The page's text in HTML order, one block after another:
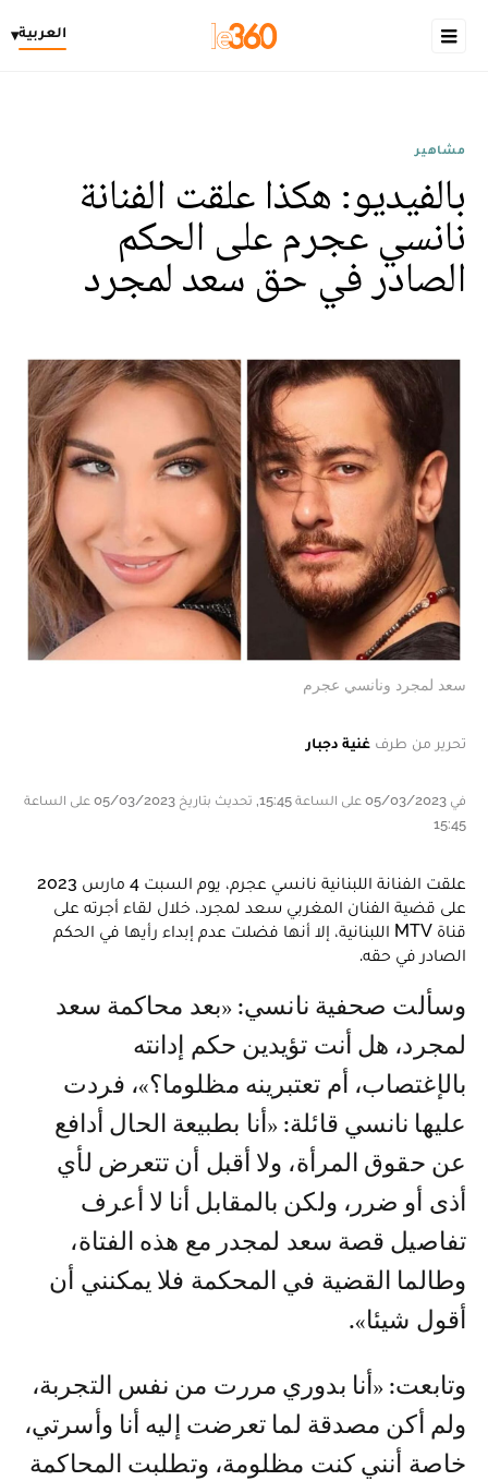
العربية▾
مشاهير
بالفيديو: هكذا علقت الفنانة
نانسي عجرم على الحكم
الصادر في حق سعد لمجرد
سعد لمجرد ونانسي عجرم
تحرير من طرف غنية دجبار
في 05/03/2023 على الساعة 15:45, تحديث بتاريخ 05/03/2023 على الساعة
15:45
علقت الفنانة اللبنانية نانسي عجرم، يوم السبت 4 مارس 2023
على قضية الفنان المغربي سعد لمجرد، خلال لقاء أجرته على
قناة MTV اللبنانية، إلا أنها فضلت عدم إبداء رأيها في الحكم
الصادر في حقه.
وسألت صحفية نانسي: «بعد محاكمة سعد
لمجرد، هل أنت تؤيدين حكم إدانته
بالإغتصاب، أم تعتبرينه مظلوما؟»، فردت
عليها نانسي قائلة: «أنا بطبيعة الحال أدافع
عن حقوق المرأة، ولا أقبل أن تتعرض لأي
أذى أو ضرر، ولكن بالمقابل أنا لا أعرف
تفاصيل قصة سعد لمجدر مع هذه الفتاة،
وطالما القضية في المحكمة فلا يمكنني أن
أقول شيئا».
وتابعت: «أنا بدوري مررت من نفس التجربة،
ولم أكن مصدقة لما تعرضت إليه أنا وأسرتي،
خاصة أنني كنت مظلومة، وتطلبت المحاكمة